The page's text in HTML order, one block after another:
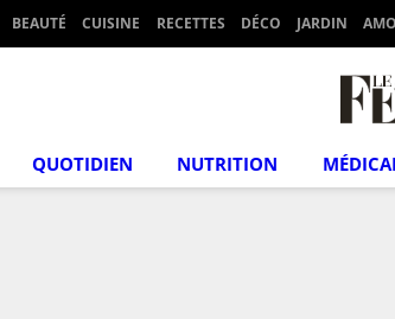
BEAUTÉ CUISINE RECETTES DÉCO JARDIN
QUOTIDIEN NUTRITION